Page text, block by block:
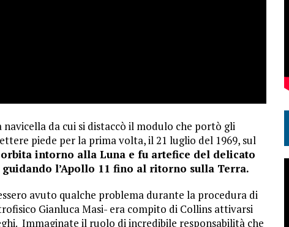
da cui si distaccò il modulo che portò gli
piede per la prima volta, il 21 luglio del 1969, sul
intorno alla Luna e fu artefice del delicato
l’Apollo 11 fino al ritorno sulla Terra.
avuto qualche problema durante la procedura di
Gianluca Masi- era compito di Collins attivarsi
Immaginate il ruolo di incredibile responsabilità che